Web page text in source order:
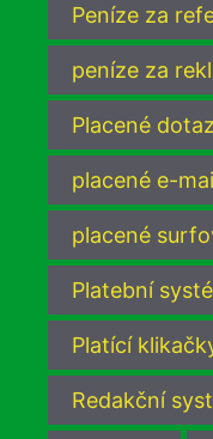
Peníze za
peníze za
Placené
placené e-
placené
Platební
Platící
Redakční